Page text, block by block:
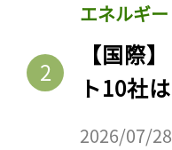
エネルギ
【国際
ト10社
2026/07/28